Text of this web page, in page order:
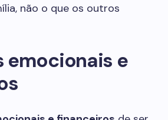
não o que os outros
emocionais e